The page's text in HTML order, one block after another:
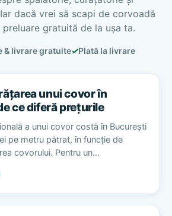
dacă vrei să scapi de corvoadă
gratuită de la ușa ta.
& livrare gratuite✓Plată la livrare
unui covor în
ce diferă prețurile
a unui covor costă în București
pe metru pătrat, în funcție de
covorului. Pentru un…